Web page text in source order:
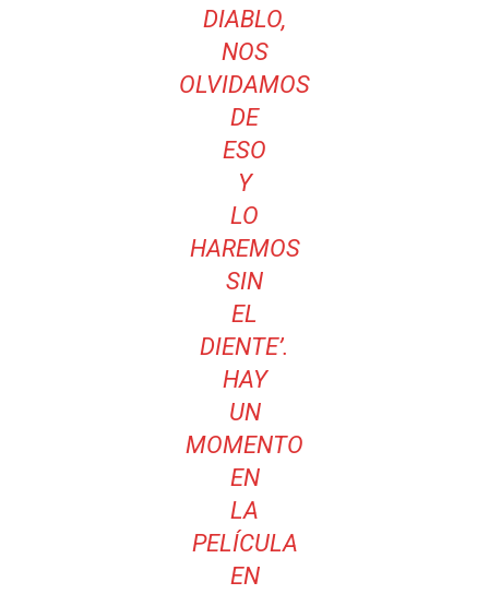
DIABLO,
NOS
OLVIDAMOS
DE
ESO
Y
LO
HAREMOS
SIN
EL
DIENTE’.
HAY
UN
MOMENTO
EN
LA
PELÍCULA
EN